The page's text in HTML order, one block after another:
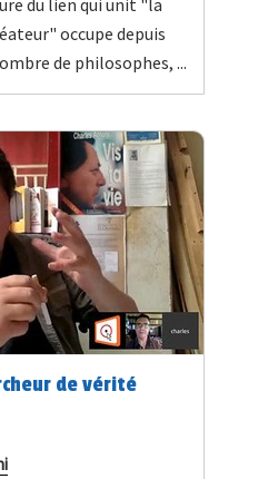
du lien qui unit "la
occupe depuis
de philosophes, ...
de vérité